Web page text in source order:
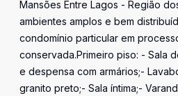
Mansões Entre Lagos - Região
ambientes amplos e bem
condomínio particular em
conservada.Primeiro piso: - Sala
e despensa com armários;-
granito preto;- Sala íntima;-